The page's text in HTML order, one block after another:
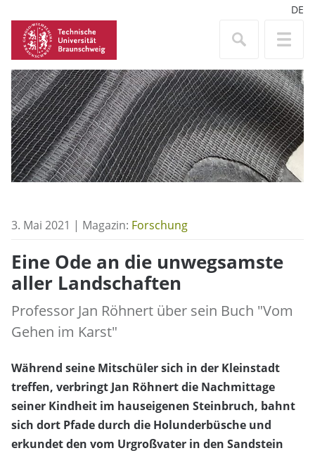
DE
3. Mai 2021 | Magazin: Forschung
Eine Ode an die unwegsamste
aller Landschaften
Professor Jan Röhnert über sein Buch "Vom
Gehen im Karst"
Während seine Mitschüler sich in der Kleinstadt
treffen, verbringt Jan Röhnert die Nachmittage
seiner Kindheit im hauseigenen Steinbruch, bahnt
sich dort Pfade durch die Holunderbüsche und
erkundet den vom Urgroßvater in den Sandstein